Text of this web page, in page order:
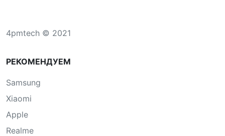
4pmtech © 2021
РЕКОМЕНДУЕМ
Samsung
Xiaomi
Apple
Realme